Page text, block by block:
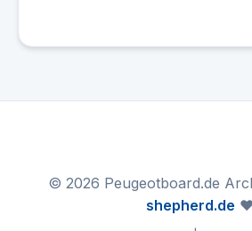
© 2026 Peugeotboard.de
shepherd.de ❤️